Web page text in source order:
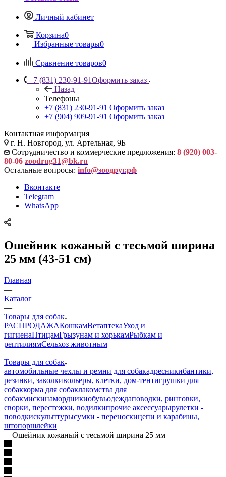
Личный кабинет
Корзина0
Избранные товары0
Сравнение товаров0
+7 (831) 230-91-91Оформить заказ
Назад
Телефоны
+7 (831) 230-91-91 Оформить заказ
+7 (904) 909-91-91 Оформить заказ
Контактная информация
г. Н. Новгород, ул. Артельная, 9Б
Сотрудничество и коммерческие предложения: 8 (920) 003-
80-06 zoodrug31@bk.ru
Остальные вопросы: info@зоодруг.рф
Вконтакте
Telegram
WhatsApp
Ошейник кожаный с тесьмой ширина
25 мм (43-51 см)
Главная
—
Каталог
—
Товары для собак
РАСПРОДАЖАКошкамВетаптекаУход и
гигиенаПтицамГрызунам и хорькамРыбкам и
рептилиямСельхоз животным
—
Товары для собак
автомобильные чехлы и ремни для собакадресникибантики,
резинки, заколкивольеры, клетки, дом-тентигрушки для
собаккорма для собаклакомства для
собакмискинамордникиобувьодеждаповодки, ринговки,
сворки, перестежки, водилкипрочие аксессуарырулетки -
поводкискульптурысумки - переноскицепи и карабины,
штопоршлейки
—Ошейник кожаный с тесьмой ширина 25 мм